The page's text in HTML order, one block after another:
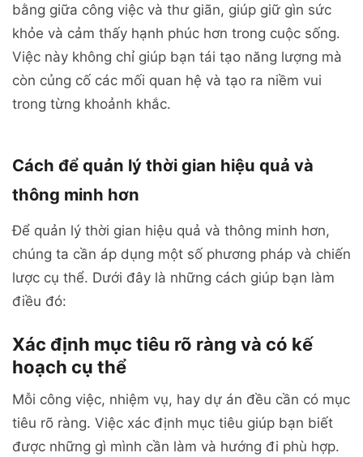
bằng giữa công việc và thư giãn, giúp giữ gìn sức
khỏe và cảm thấy hạnh phúc hơn trong cuộc sống.
Việc này không chỉ giúp bạn tái tạo năng lượng mà
còn củng cố các mối quan hệ và tạo ra niềm vui
trong từng khoảnh khắc.
Cách để quản lý thời gian hiệu quả và
thông minh hơn
Để quản lý thời gian hiệu quả và thông minh hơn,
chúng ta cần áp dụng một số phương pháp và chiến
lược cụ thể. Dưới đây là những cách giúp bạn làm
điều đó:
Xác định mục tiêu rõ ràng và có kế
hoạch cụ thể
Mỗi công việc, nhiệm vụ, hay dự án đều cần có mục
tiêu rõ ràng. Việc xác định mục tiêu giúp bạn biết
được những gì mình cần làm và hướng đi phù hợp.